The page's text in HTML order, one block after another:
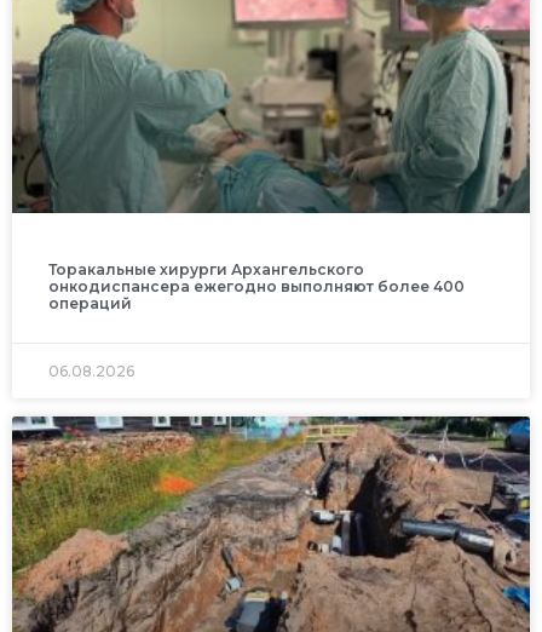
Торакальные хирурги Архангельского
онкодиспансера ежегодно выполняют более 400
операций
06.08.2026